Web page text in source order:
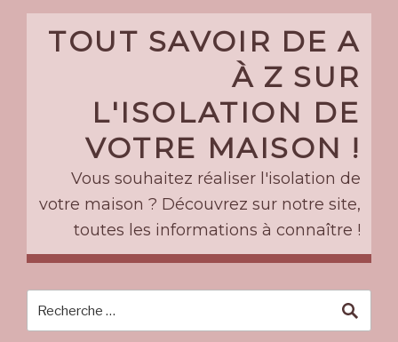
Skip
TOUT SAVOIR DE A
À Z SUR
L'ISOLATION DE
VOTRE MAISON !
Vous souhaitez réaliser l'isolation de
votre maison ? Découvrez sur notre site,
toutes les informations à connaître !